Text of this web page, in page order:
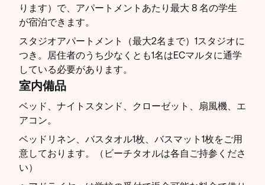
ります）で、アパートメントあたり最大 8 名の学生
が宿泊できます。
スタジオアパートメント（最大2名まで）1スタジオに
つき。居住者のうち少なくとも1名はECマルタに通学
している必要があります。
室内備品
ベッド、ナイトスタンド、クローゼット、扇風機、エ
アコン。
ベッドリネン、バスタオル1枚、バスマット1枚をご用
意しております。（ビーチタオルは各自ご持参くださ
い）